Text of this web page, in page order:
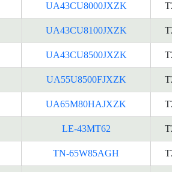
UA43CU8000JXZK
UA43CU8100JXZK
UA43CU8500JXZK
UA55U8500FJXZK
UA65M80HAJXZK
LE-43MT62
TN-65W85AGH